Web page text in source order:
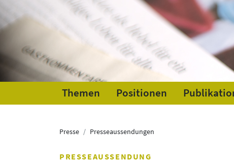
Themen Positionen
Presse Presseaussendungen
PRESSEAUSSENDUNG